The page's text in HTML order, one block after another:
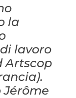
la
lavoro
Artscop